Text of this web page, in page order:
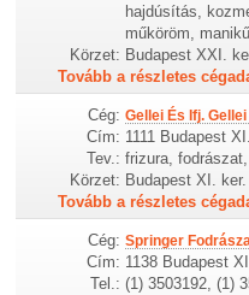
hajdúsítás,
műköröm,
Körzet: Budapest XXI.
Tovább a részletes
Cég: Gellei És Ifj.
Cím: 1111 Budapest
Tev.: frizura,
Körzet: Budapest XI. ker.
Tovább a részletes
Cég: Springer
Cím: 1138 Budapest
Tel.: (1) 3503192, (1)